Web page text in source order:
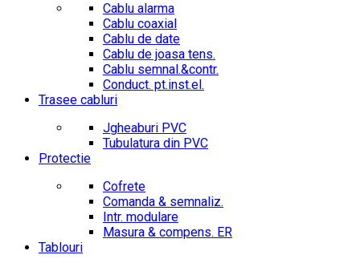
Cablu alarma
Cablu coaxial
Cablu de date
Cablu de joasa tens.
Cablu semnal.&contr.
Conduct. pt.inst.el.
Trasee cabluri
Jgheaburi PVC
Tubulatura din PVC
Protectie
Cofrete
Comanda & semnaliz.
Intr. modulare
Masura & compens. ER
Tablouri